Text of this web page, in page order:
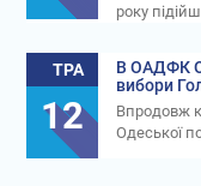
року
ТРА
12
В ОАДФК
вибори
Впродовж
Одеської